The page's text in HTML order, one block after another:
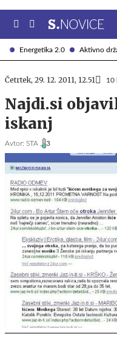
Energetika 2.0 Aktivno
Četrtek, 29. 12. 2011, 12.51 10
Najdi.si
iskanj
Avtor: STA , 3